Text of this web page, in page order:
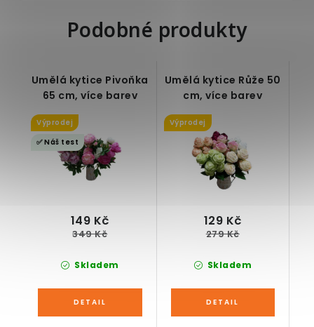
Podobné produkty
Umělá kytice Pivoňka
65 cm, více barev
Výprodej
✅ Náš test
Skladem
149 Kč
349 Kč
Umělá kytice Růže 50
cm, více barev
Výprodej
Skladem
129 Kč
279 Kč